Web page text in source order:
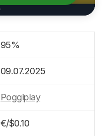
95%
09.07.2025
Poggiplay
€/$0.10